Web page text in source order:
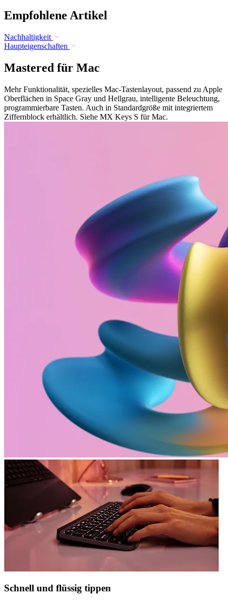
Empfohlene Artikel
Nachhaltigkeit
Haupteigenschaften
Mastered für Mac
Mehr Funktionalität, spezielles Mac-Tastenlayout, passend zu Apple
Oberflächen in Space Gray und Hellgrau, intelligente Beleuchtung,
programmierbare Tasten. Auch in Standardgröße mit integriertem
Ziffernblock erhältlich. Siehe MX Keys S für Mac.
Schnell und flüssig tippen